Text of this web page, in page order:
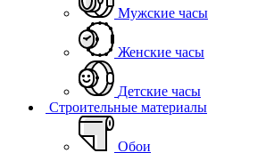
Мужские часы
Женские часы
Детские часы
Строительные материалы
Обои